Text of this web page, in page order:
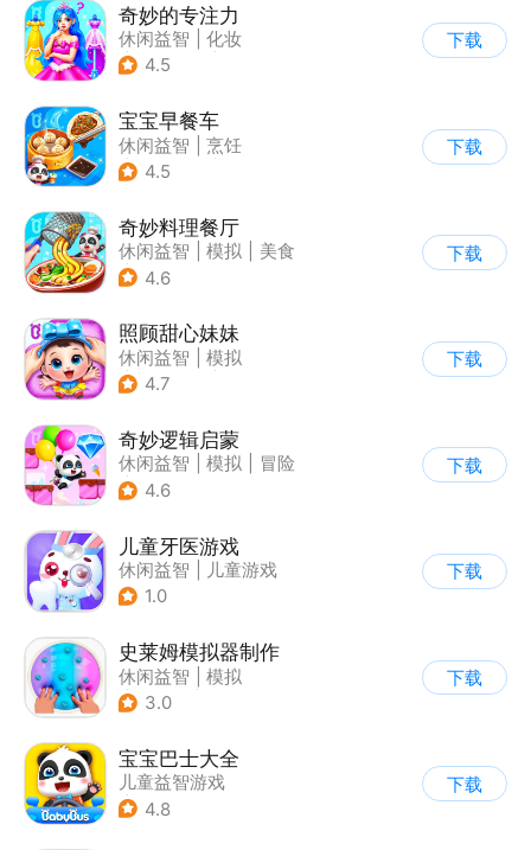
奇妙的专注力
休闲益智
化妆
| 宝宝巴士
4.5
下载
宝宝早餐车
休闲益智
烹饪
| 宝宝巴士
4.5
下载
奇妙料理餐厅
休闲益智 模拟
美食
| 宝宝巴士
4.6
下载
照顾甜心妹妹
休闲益智
模拟
| 宝宝巴士
4.7
下载
奇妙逻辑启蒙
休闲益智 模拟
冒险
| 宝宝巴士
4.6
下载
儿童牙医游戏
休闲益智
儿童游戏
1.0
下载
史莱姆模拟器制作
休闲益智
模拟
| 史莱姆
3.0
下载
宝宝巴士大全
儿童益智游戏
| 启蒙早教
4.8
下载